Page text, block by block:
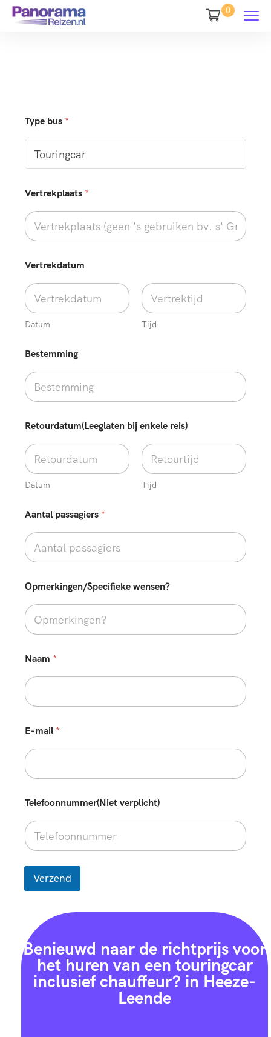
0
Type bus *
Vertrekplaats *
r
i
s
*
Vertrekdatum
Datum Tijd
Bestemming
Retourdatum(Leeglaten bij enkele reis)
Datum Tijd
Aantal passagiers *
Opmerkingen/Specifieke wensen?
Naam *
E-mail *
Telefoonnummer(Niet verplicht)
Verzend
Benieuwd naar de richtprijs voor
het huren van een touringcar
inclusief chauffeur? in Heeze-
Leende